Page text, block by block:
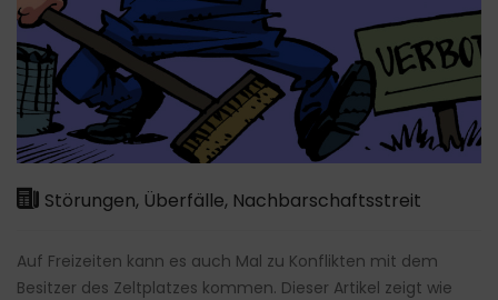
Störungen, Überfälle, Nachbarschaftsstreit
Auf Freizeiten kann es auch Mal zu Konflikten mit dem
Besitzer des Zeltplatzes kommen. Dieser Artikel zeigt wie